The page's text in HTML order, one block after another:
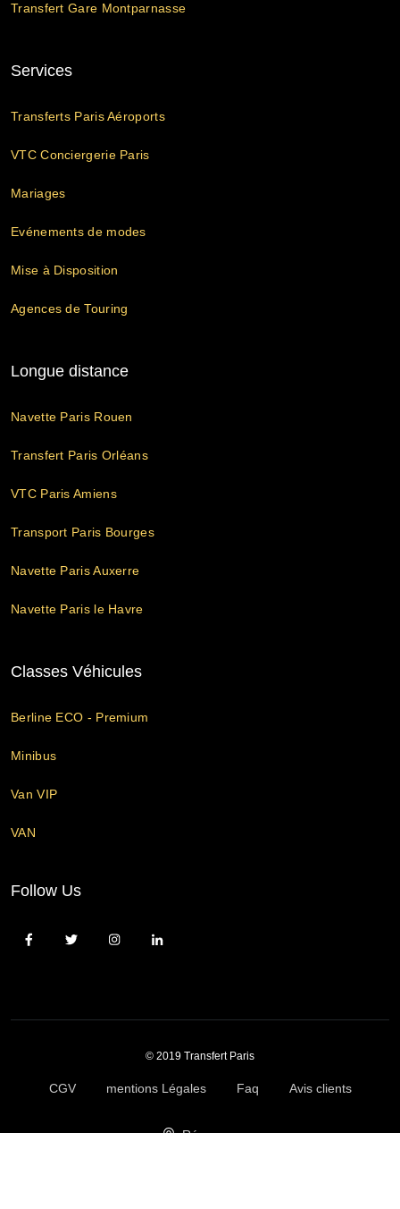
Transfert Gare Montparnasse
Services
Transferts Paris Aéroports
VTC Conciergerie Paris
Mariages
Evénements de modes
Mise à Disposition
Agences de Touring
Longue distance
Navette Paris Rouen
Transfert Paris Orléans
VTC Paris Amiens
Transport Paris Bourges
Navette Paris Auxerre
Navette Paris le Havre
Classes Véhicules
Berline ECO - Premium
Minibus
Van VIP
VAN
Follow Us
© 2019 Transfert Paris
CGV mentions Légales Faq Avis clients
Réserver